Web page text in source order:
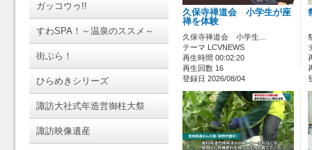
ガッコウゥ!!
すわSPA！～温泉のススメ～
街ぶら！
ひらめきシリーズ
諏訪大社式年造営御柱大祭
諏訪映像遺産
久保寺禅道会 小学生が座
禅を体験
久保寺禅道会 小学生…
テーマ LCVNEWS
再生時間 00:02:20
再生回数 16
登録日 2026/08/04